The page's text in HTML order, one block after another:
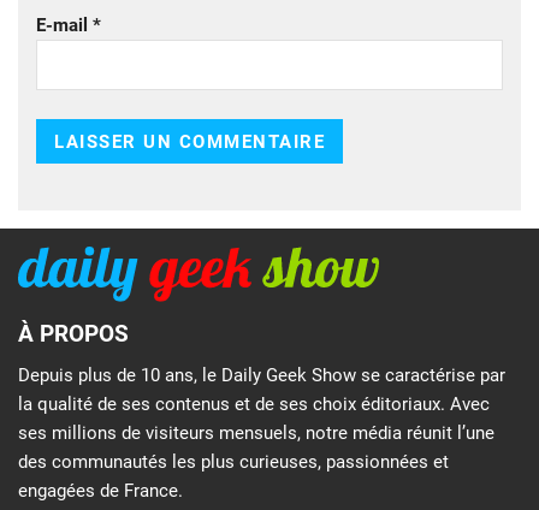
E-mail *
À PROPOS
Depuis plus de 10 ans, le Daily Geek Show se caractérise par
la qualité de ses contenus et de ses choix éditoriaux. Avec
ses millions de visiteurs mensuels, notre média réunit l’une
des communautés les plus curieuses, passionnées et
engagées de France.